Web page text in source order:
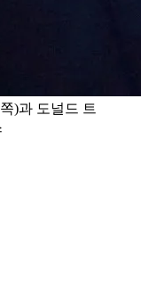
)과 도널드 트